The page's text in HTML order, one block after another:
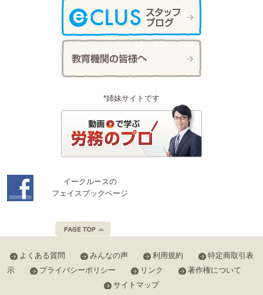
*姉妹サイトです
イークルースの
フェイスブックページ
よくある質問 みんなの声 利用規約
特定商取引表
示
プライバシーポリシー リンク
著作権について
サイトマップ